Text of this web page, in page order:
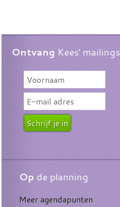
Ontvang Kees' mailings
Opde planning
Meer agendapunten